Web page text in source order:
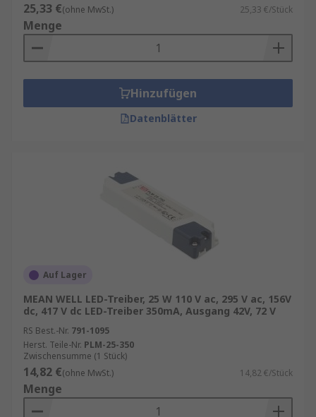
25,33 €(ohne MwSt.) 25,33 €/Stück
Menge
Hinzufügen
Datenblätter
Auf Lager
MEAN WELL LED-Treiber, 25 W 110 V ac, 295 V ac, 156V
dc, 417 V dc LED-Treiber 350mA, Ausgang 42V, 72 V
RS Best.-Nr. 791-1095
Herst. Teile-Nr. PLM-25-350
Zwischensumme (1 Stück)
14,82 €(ohne MwSt.) 14,82 €/Stück
Menge